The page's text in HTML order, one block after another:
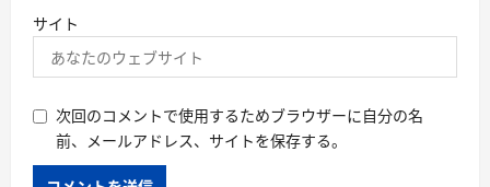
サイト
次回のコメントで使用するためブラウザーに自分の名
前、メールアドレス、サイトを保存する。